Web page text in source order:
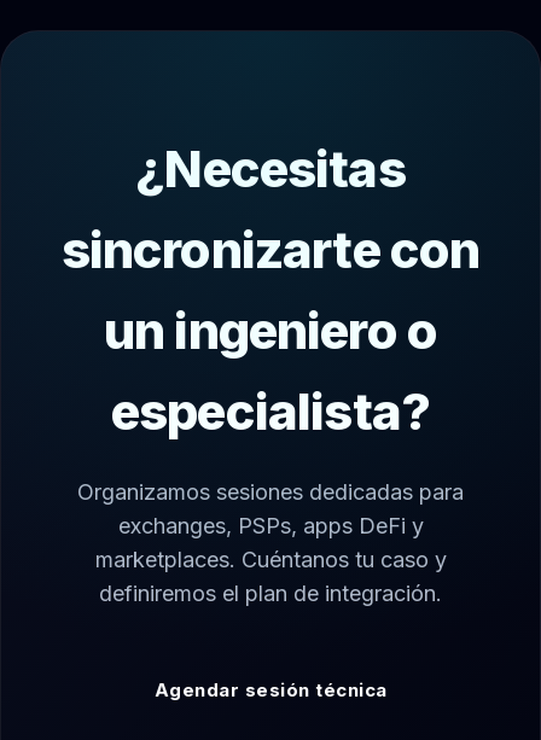
¿Necesitas
sincronizarte con
un ingeniero o
especialista?
Organizamos sesiones dedicadas para
exchanges, PSPs, apps DeFi y
marketplaces. Cuéntanos tu caso y
definiremos el plan de integración.
Agendar sesión técnica